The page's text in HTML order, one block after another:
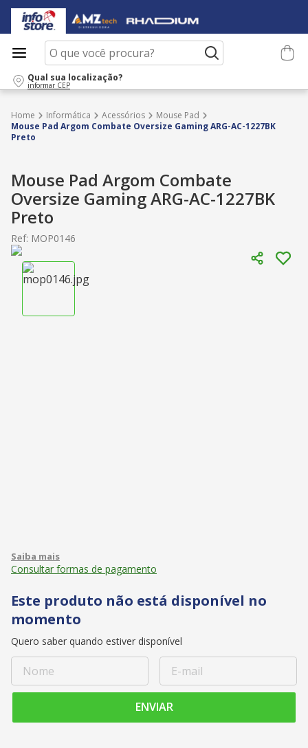
O que você procura?
Qual sua localização?
informar CEP
Informática Acessórios
Mouse Pad
Mouse Pad Argom Combate Oversize Gaming ARG-AC-1227BK
Preto
Mouse Pad Argom Combate
Oversize Gaming ARG-AC-1227BK
Preto
Ref: MOP0146
Consultar formas de pagamento
Este produto não está disponível no
momento
Quero saber quando estiver disponível
ENVIAR